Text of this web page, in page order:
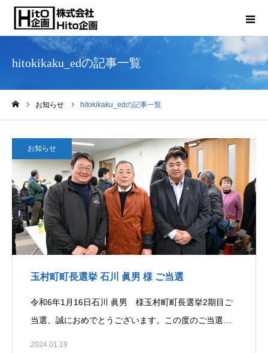
hitokikaku_edの記事一覧
お知らせ hitokikaku_edの記事一覧
お知らせ
玉村町町長選挙 石川 眞男 様 ご当選
令和6年1月16日石川 眞男 様玉村町町長選挙2期目ご
当選、誠におめでとうございます。この度のご当選…
2024.01.19